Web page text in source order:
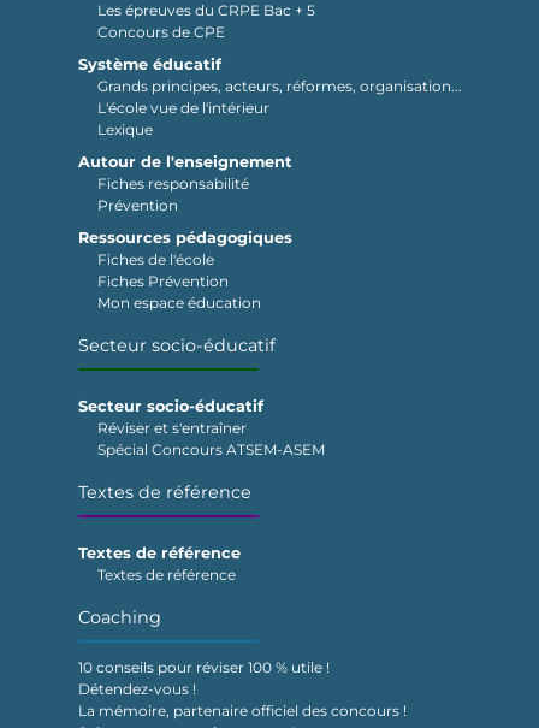
Les épreuves du CRPE Bac + 5
Concours de CPE
Système éducatif
Grands principes, acteurs, réformes, organisation...
L'école vue de l'intérieur
Lexique
Autour de l'enseignement
Fiches responsabilité
Prévention
Ressources pédagogiques
Fiches de l'école
Fiches Prévention
Mon espace éducation
Secteur socio-éducatif
Secteur socio-éducatif
Réviser et s'entraîner
Spécial Concours ATSEM-ASEM
Textes de référence
Textes de référence
Textes de référence
Coaching
10 conseils pour réviser 100 % utile !
Détendez-vous !
La mémoire, partenaire officiel des concours !